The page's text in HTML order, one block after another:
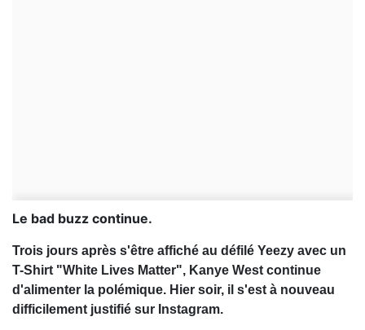
Le bad buzz continue.
Trois jours après s'être affiché au défilé Yeezy avec un
T-Shirt "White Lives Matter", Kanye West continue
d'alimenter la polémique. Hier soir, il s'est à nouveau
difficilement justifié sur Instagram.